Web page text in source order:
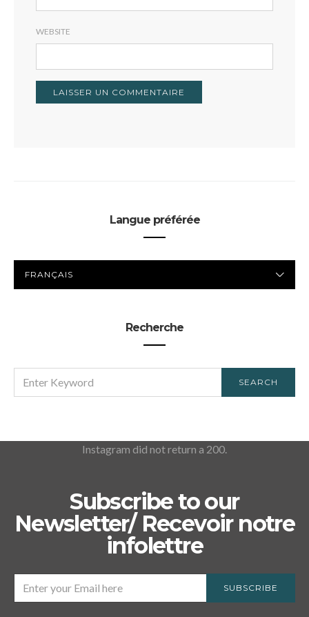
WEBSITE
Langue préférée
PRÉFÉRÉE
Recherche
FOR:
SEARCH
Instagram did not return a 200.
Subscribe to our
Newsletter/ Recevoir notre
infolettre
SUBSCRIBE